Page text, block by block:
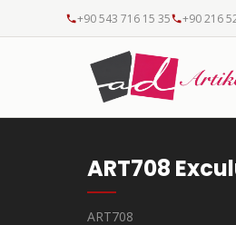
+90 543 716 15 35 +90 216
ART708
ART708